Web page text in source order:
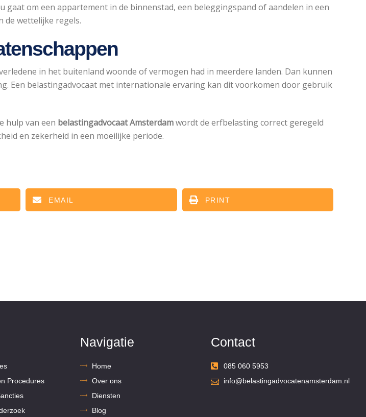
om een appartement in de binnenstad, een beleggingspand of aandelen in een
de wettelijke regels.
in het buitenland woonde of vermogen had in meerdere landen. Dan kunnen
Een belastingadvocaat met internationale ervaring kan dit voorkomen door gebruik
hulp van een belastingadvocaat Amsterdamwordt de erfbelasting correct geregeld
en zekerheid in een moeilijke periode.
EMAIL PRINT
Procedures
Navigatie
Home
Over ons
Diensten
Blog
Contact
085 060 5953
info@belastingadvocatenamsterdam.nl